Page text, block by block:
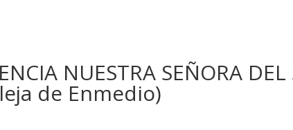
NUESTRA SEÑORA DEL
de Enmedio)